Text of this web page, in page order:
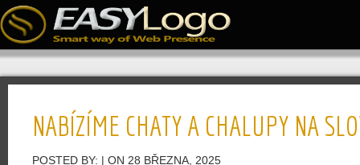
NABÍZÍME CHATY A CHALUPY NA
POSTED BY: | ON 28 BŘEZNA, 2025